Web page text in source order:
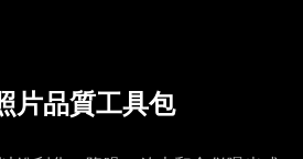
片品質工具包